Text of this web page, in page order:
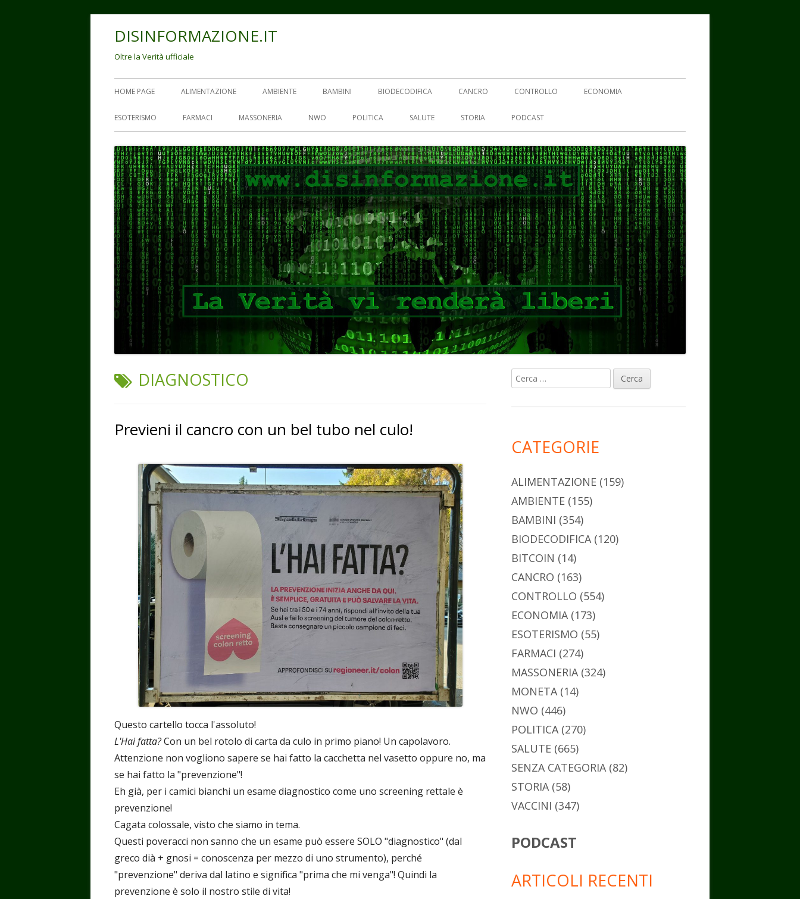
DISINFORMAZIONE.IT
Oltre la Verità ufficiale
Menu
principale
HOME PAGE ALIMENTAZIONE AMBIENTE BAMBINI BIODECODIFICA CANCRO CONTROLLO ECONOMIA
ESOTERISMO FARMACI MASSONERIA NWO POLITICA SALUTE STORIA PODCAST
TAG:
DIAGNOSTICO
Previeni il cancro con un bel tubo nel culo!
Questo cartello tocca l'assoluto!
L'Hai fatta?Con un bel rotolo di carta da culo in primo piano! Un capolavoro.
Attenzione non vogliono sapere se hai fatto la cacchetta nel vasetto oppure no, ma
se hai fatto la "prevenzione"!
Eh già, per i camici bianchi un esame diagnostico come uno screening rettale è
prevenzione!
Cagata colossale, visto che siamo in tema.
Questi poveracci non sanno che un esame può essere SOLO "diagnostico" (dal
greco dià + gnosi = conoscenza per mezzo di uno strumento), perché
"prevenzione" deriva dal latino e significa "prima che mi venga"! Quindi la
prevenzione è solo il nostro stile di vita!
Barra
laterale
Ricerca
per:
CATEGORIE
ALIMENTAZIONE (159)
AMBIENTE (155)
BAMBINI (354)
BIODECODIFICA(120)
BITCOIN (14)
CANCRO (163)
CONTROLLO (554)
ECONOMIA(173)
ESOTERISMO (55)
FARMACI (274)
MASSONERIA(324)
MONETA(14)
NWO (446)
POLITICA(270)
SALUTE (665)
SENZA CATEGORIA(82)
STORIA(58)
VACCINI (347)
PODCAST
ARTICOLI RECENTI